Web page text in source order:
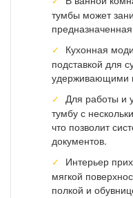
тумбы может
Кухонная
подставкой для
удерживающими
Для работы и
тумбу с
что позволит
документов.
Интерьер
мягкой
полкой и